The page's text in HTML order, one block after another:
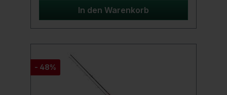
geeignet. Aber ebenso Profis und
ihre Kosten.Auch die Schnurverlegung der
eignet sich zur Verwendung von extrem
dünnen geflochtenen und monofilen
Angelschnüren.Produktdetails: Digigear II
Getriebe Twist Buster II Schnurlaufröllchen
Multi-Stop Rücklaufsperre ABS II
Aluminiumspule Longlife Bügelfeder
In den Warenkorb
- 48%